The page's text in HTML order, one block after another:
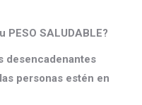
SALUDABLE?
desencadenantes
personas estén en